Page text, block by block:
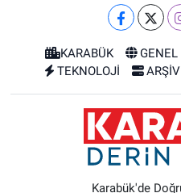
KARABÜK GENEL
TEKNOLOJİ
ARŞİV
Karabük'de